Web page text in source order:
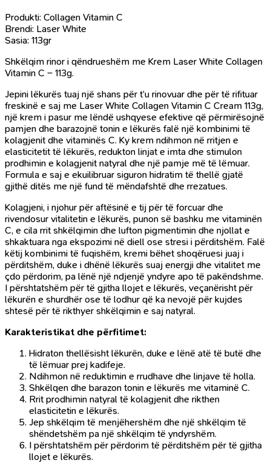
Produkti: Collagen Vitamin C
Brendi: Laser White
Sasia: 113gr
Shkëlqim rinor i qëndrueshëm me Krem Laser White Collagen
Vitamin C – 113g.
Jepini lëkurës tuaj një shans për t’u rinovuar dhe për të rifituar
freskinë e saj me Laser White Collagen Vitamin C Cream 113g,
një krem ​​i pasur me lëndë ushqyese efektive që përmirësojnë
pamjen dhe barazojnë tonin e lëkurës falë një kombinimi të
kolagjenit dhe vitaminës C. Ky krem ​​ndihmon në rritjen e
elasticitetit të lëkurës, redukton linjat e imta dhe stimulon
prodhimin e kolagjenit natyral dhe një pamje më të lëmuar.
Formula e saj e ekuilibruar siguron hidratim të thellë gjatë
gjithë ditës me një fund të mëndafshtë dhe rrezatues.
Kolagjeni, i njohur për aftësinë e tij për të forcuar dhe
rivendosur vitalitetin e lëkurës, punon së bashku me vitaminën
C, e cila rrit shkëlqimin dhe lufton pigmentimin dhe njollat ​​e
shkaktuara nga ekspozimi në diell ose stresi i përditshëm. Falë
këtij kombinimi të fuqishëm, kremi bëhet shoqëruesi juaj i
përditshëm, duke i dhënë lëkurës suaj energji dhe vitalitet me
çdo përdorim, pa lënë një ndjenjë yndyre apo të pakëndshme.
I përshtatshëm për të gjitha llojet e lëkurës, veçanërisht për
lëkurën e shurdhër ose të lodhur që ka nevojë për kujdes
shtesë për të rikthyer shkëlqimin e saj natyral.
Karakteristikat dhe përfitimet:
Hidraton thellësisht lëkurën, duke e lënë atë të butë dhe
të lëmuar prej kadifeje.
Ndihmon në reduktimin e rrudhave dhe linjave të holla.
Shkëlqen dhe barazon tonin e lëkurës me vitaminë C.
Rrit prodhimin natyral të kolagjenit dhe rikthen
elasticitetin e lëkurës.
Jep shkëlqim të menjëhershëm dhe një shkëlqim të
shëndetshëm pa një shkëlqim të yndyrshëm.
I përshtatshëm për përdorim të përditshëm për të gjitha
llojet e lëkurës.